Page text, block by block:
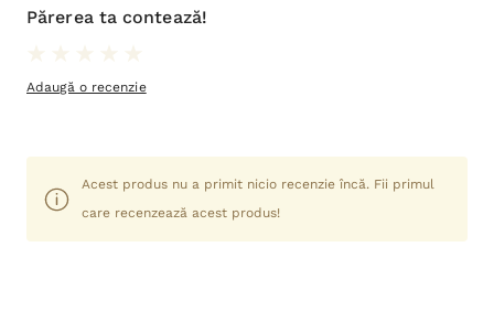
Părerea ta contează!
Adaugă o recenzie
Acest produs nu a primit nicio recenzie încă. Fii primul
care recenzează acest produs!